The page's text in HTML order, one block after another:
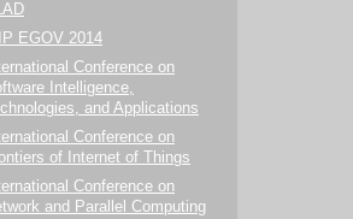
EGOV 2014
Conference on
Intelligence,
and Applications
Conference on
of Internet of Things
Conference on
and Parallel Computing